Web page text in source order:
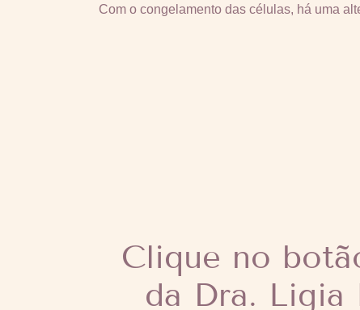
Com o congelamento das células, há uma
Clique no
da Dra. Ligia